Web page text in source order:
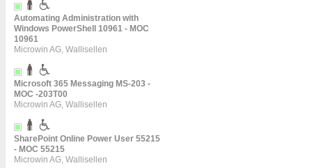
Automating Administration with
Windows PowerShell 10961 - MOC
10961
Microwin AG, Wallisellen
Microsoft 365 Messaging MS-203 -
MOC -203T00
Microwin AG, Wallisellen
SharePoint Online Power User 55215
- MOC 55215
Microwin AG, Wallisellen